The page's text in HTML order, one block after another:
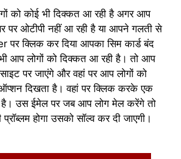
को कोई भी दिक्कत आ रही है अगर आप
पर ओटीपी नहीं आ रही है या आपने गलती से
क्लिक कर दिया आपका सिम कार्ड बंद
आप लोगों को दिक्कत आ रही है। तो आप
पर जाएंगे और वहां पर आप लोगों को
दिखता है। वहां पर क्लिक करके एक
है। उस ईमेल पर जब आप लोग मेल करेंगे तो
होगा उसको सॉल्व कर दी जाएगी।